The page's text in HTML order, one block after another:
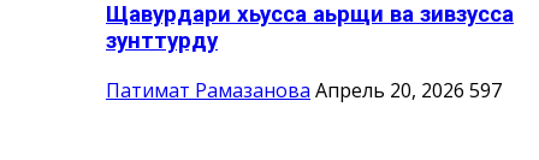
Щавурдари хьусса аьрщи ва зивзусса
зунттурду
Патимат Рамазанова Апрель 20, 2026 597